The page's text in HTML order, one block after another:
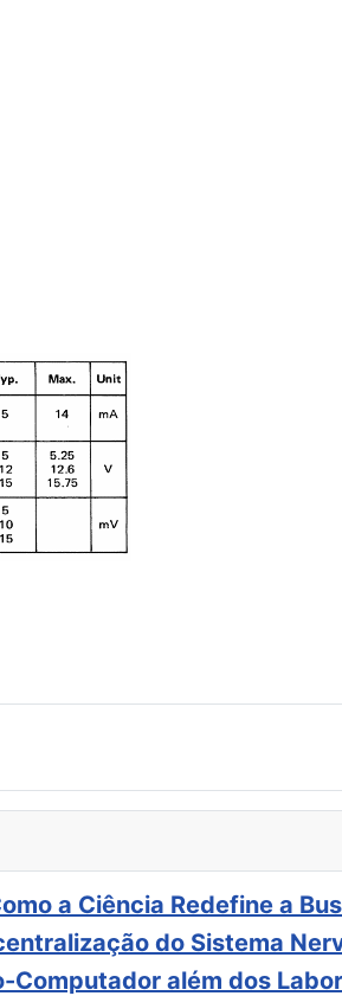
a Ciência Redefine a
do Sistema
além dos